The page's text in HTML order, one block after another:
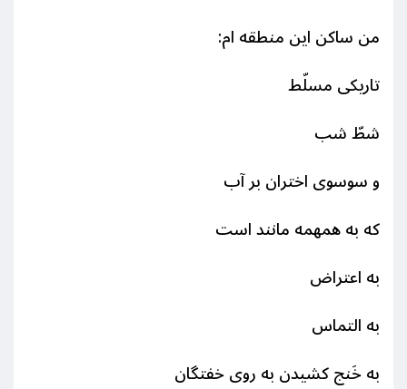
من ساکن این منطقه ام:
تاریکی مسلّط
شطّ شب
و سوسوی اختران بر آب
که به همهمه مانند است
به اعتراض
به التماس
به خَنج کشیدن به روی خفتگان